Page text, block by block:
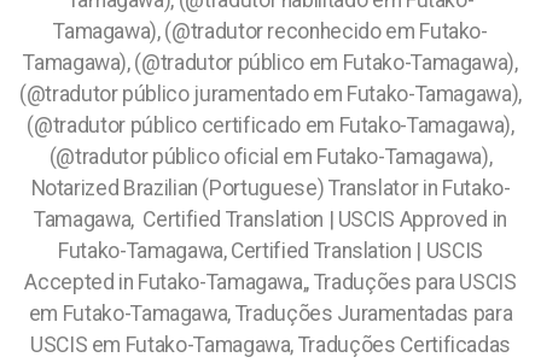
Tamagawa), (@tradutor reconhecido em Futako-
Tamagawa), (@tradutor público em Futako-Tamagawa),
(@tradutor público juramentado em Futako-Tamagawa),
(@tradutor público certificado em Futako-Tamagawa),
(@tradutor público oficial em Futako-Tamagawa),
Notarized Brazilian (Portuguese) Translator in Futako-
Tamagawa, Certified Translation | USCIS Approved in
Futako-Tamagawa, Certified Translation | USCIS
Accepted in Futako-Tamagawa,, Traduções para USCIS
em Futako-Tamagawa, Traduções Juramentadas para
USCIS em Futako-Tamagawa, Traduções Certificadas